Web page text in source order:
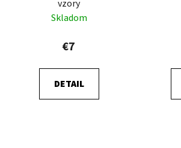
vzory
Skladom
€7
DETAIL